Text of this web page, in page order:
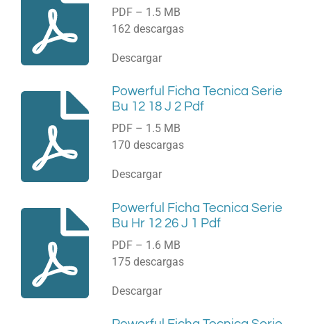
PDF – 1.5 MB
162 descargas
Descargar
Powerful Ficha Tecnica Serie
Bu 12 18 J 2 Pdf
PDF – 1.5 MB
170 descargas
Descargar
Powerful Ficha Tecnica Serie
Bu Hr 12 26 J 1 Pdf
PDF – 1.6 MB
175 descargas
Descargar